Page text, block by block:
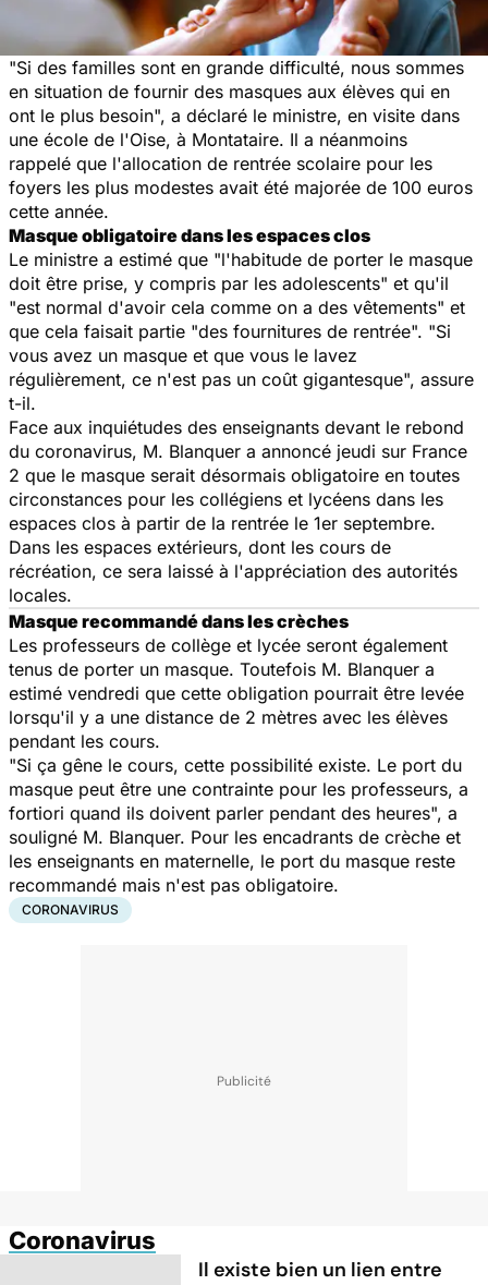
"Si des familles sont en grande difficulté, nous sommes
en situation de fournir des masques aux élèves qui en
ont le plus besoin", a déclaré le ministre, en visite dans
une école de l'Oise, à Montataire. Il a néanmoins
rappelé que l'allocation de rentrée scolaire pour les
foyers les plus modestes avait été majorée de 100 euros
cette année.
Masque obligatoire dans les espaces clos
Le ministre a estimé que "l'habitude de porter le masque
doit être prise, y compris par les adolescents" et qu'il
"est normal d'avoir cela comme on a des vêtements" et
que cela faisait partie "des fournitures de rentrée". "Si
vous avez un masque et que vous le lavez
régulièrement, ce n'est pas un coût gigantesque", assure
t-il.
Face aux inquiétudes des enseignants devant le rebond
du coronavirus, M. Blanquer a annoncé jeudi sur France
2 que le masque serait désormais obligatoire en toutes
circonstances pour les collégiens et lycéens dans les
espaces clos à partir de la rentrée le 1er septembre.
Dans les espaces extérieurs, dont les cours de
récréation, ce sera laissé à l'appréciation des autorités
locales.
Masque recommandé dans les crèches
Les professeurs de collège et lycée seront également
tenus de porter un masque. Toutefois M. Blanquer a
estimé vendredi que cette obligation pourrait être levée
lorsqu'il y a une distance de 2 mètres avec les élèves
pendant les cours.
"Si ça gêne le cours, cette possibilité existe. Le port du
masque peut être une contrainte pour les professeurs, a
fortiori quand ils doivent parler pendant des heures", a
souligné M. Blanquer. Pour les encadrants de crèche et
les enseignants en maternelle, le port du masque reste
recommandé mais n'est pas obligatoire.
CORONAVIRUS
Coronavirus
Il existe bien un lien entre